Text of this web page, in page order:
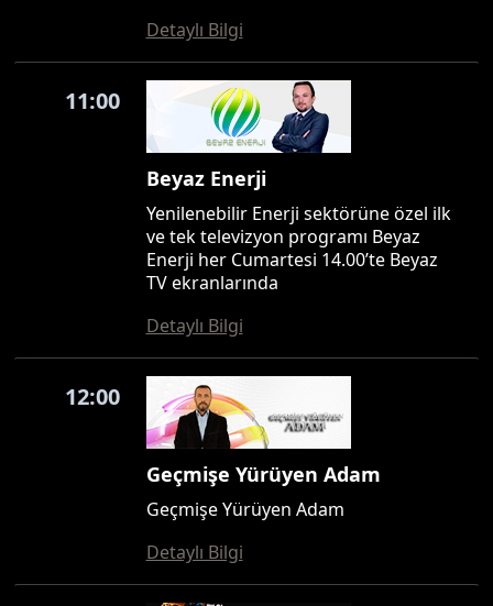
Detaylı Bilgi
11:00
Beyaz Enerji
Yenilenebilir Enerji sektörüne özel ilk
ve tek televizyon programı Beyaz
Enerji her Cumartesi 14.00’te Beyaz
TV ekranlarında
Detaylı Bilgi
12:00
Geçmişe Yürüyen Adam
Geçmişe Yürüyen Adam
Detaylı Bilgi